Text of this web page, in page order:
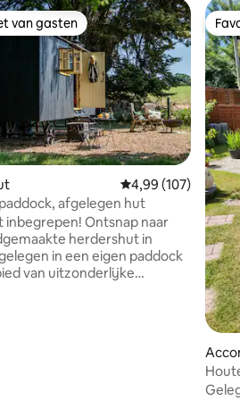
van gasten
van gasten
Gemiddelde
4,99 (107)
afgelegen hut
Ontsnap naar
herdershut in
in een eigen paddock
van uitzonderlijke